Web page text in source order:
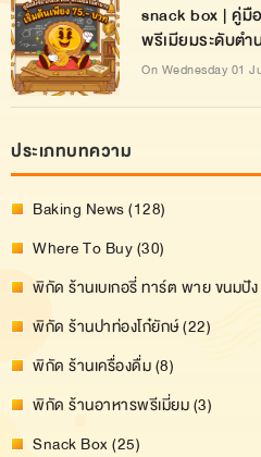
snack box | คู่มื
พรีเมียมระดับตำ
On Wednesday 01
ประเภทบทความ
Baking News (128)
Where To Buy (30)
พิกัด ร้านเบเกอรี่ ทาร์ต พาย ขนมปัง
พิกัด ร้านปาท่องโก๋ยักษ์ (22)
พิกัด ร้านเครื่องดื่ม (8)
พิกัด ร้านอาหารพรีเมี่ยม (3)
Snack Box (25)